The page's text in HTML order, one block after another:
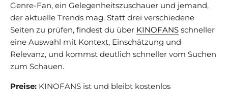
Genre-Fan, ein Gelegenheitszuschauer und jemand,
der aktuelle Trends mag. Statt drei verschiedene
Seiten zu prüfen, findest du über KINOFANS schneller
eine Auswahl mit Kontext, Einschätzung und
Relevanz, und kommst deutlich schneller vom Suchen
zum Schauen.
Preise: KINOFANS ist und bleibt kostenlos